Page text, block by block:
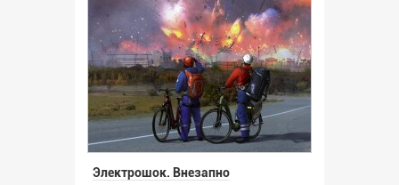
Электрошок. Внезапно